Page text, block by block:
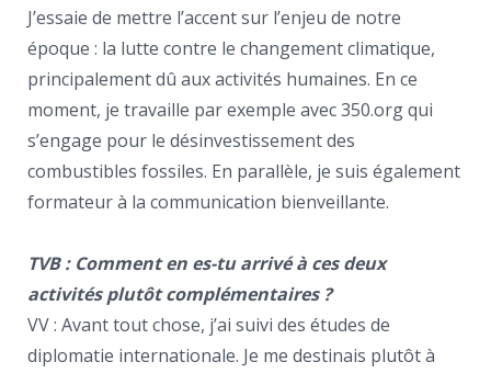
J’essaie de mettre l’accent sur l’enjeu de notre
époque : la lutte contre le changement climatique,
principalement dû aux activités humaines. En ce
moment, je travaille par exemple avec 350.org qui
s’engage pour le désinvestissement des
combustibles fossiles. En parallèle, je suis également
formateur à la communication bienveillante.
TVB : Comment en es-tu arrivé à ces deux
activités plutôt complémentaires ?
VV : Avant tout chose, j’ai suivi des études de
diplomatie internationale. Je me destinais plutôt à